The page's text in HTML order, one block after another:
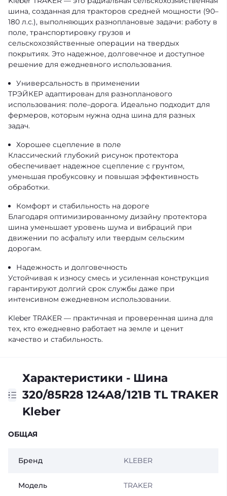
шина, созданная для тракторов средней мощности (90–
180 л.с.), выполняющих разноплановые задачи: работу в
поле, транспортировку грузов и
сельскохозяйственные операции на твердых
покрытиях. Это надежное, долговечное и доступное
решение для ежедневного использования.
Универсальность в применении
ТРЭЙКЕР адаптирован для разнопланового
использования: поле–дорога. Идеально подходит для
фермеров, которым нужна одна шина для разных
задач.
Хорошее сцепление в поле
Классический глубокий рисунок протектора
обеспечивает надежное сцепление с грунтом,
уменьшая пробуксовку и повышая эффективность
обработки.
Комфорт и стабильность на дороге
Благодаря оптимизированному дизайну протектора
шина уменьшает уровень шума и вибраций при
движении по асфальту или твердым сельским
дорогам.
Надежность и долговечность
Устойчивая к износу смесь и усиленная конструкция
гарантируют долгий срок службы даже при
интенсивном ежедневном использовании.
Kleber TRAKER — практичная и проверенная шина для
тех, кто ежедневно работает на земле и ценит
качество и стабильность.
Характеристики - Шина
320/85R28 124A8/121B TL TRAKER
Kleber
ОБЩАЯ
Бренд KLEBER
Модель TRAKER